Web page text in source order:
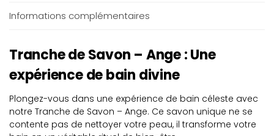
Informations complémentaires
Tranche de Savon – Ange : Une
expérience de bain divine
Plongez-vous dans une expérience de bain céleste avec
notre Tranche de Savon – Ange. Ce savon unique ne se
contente pas de nettoyer votre peau, il transforme votre